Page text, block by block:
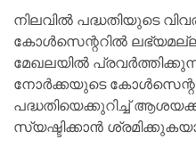
നിലവില്‍ പദ്ധതിയുടെ
കോൾസെന്ററിൽ
മേഖലയിൽ
നോർക്കയുടെ
പദ്ധതിയെക്കുറിച്ച്
സ്യഷ്ടിക്കാൻ